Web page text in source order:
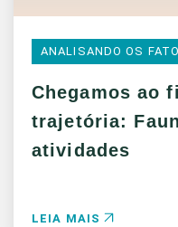
ANALISANDO OS
Chegamos ao
trajetória:
atividades
LEIA MAIS